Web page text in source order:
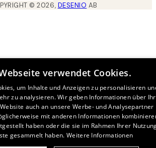
©2026, DESENIO AB
verwendet Cookies.
um Inhalte und Anzeigen zu personalisieren
zu analysieren. Wir geben Informationen über
auch an unsere Werbe- und Analysepartner
mit anderen Informationen
haben oder die sie im Rahmen Ihrer
gesammelt haben. Weitere Informationen